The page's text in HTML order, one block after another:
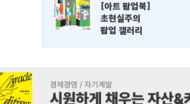
[아트 팝업북]
초현실주의
팝업 갤러리